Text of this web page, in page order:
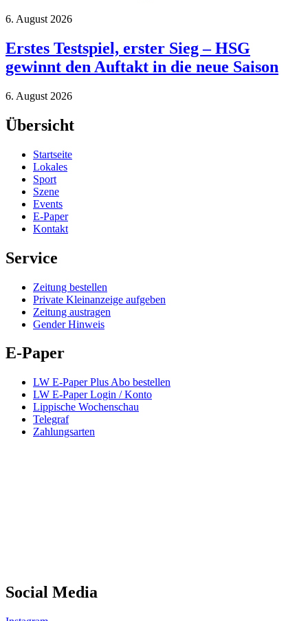
6. August 2026
Erstes Testspiel, erster Sieg – HSG
gewinnt den Auftakt in die neue Saison
6. August 2026
Übersicht
Startseite
Lokales
Sport
Szene
Events
E-Paper
Kontakt
Service
Zeitung bestellen
Private Kleinanzeige aufgeben
Zeitung austragen
Gender Hinweis
E-Paper
LW E-Paper Plus Abo bestellen
LW E-Paper Login / Konto
Lippische Wochenschau
Telegraf
Zahlungsarten
Social Media